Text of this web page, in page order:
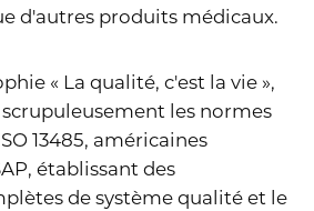
d'autres produits médicaux.
« La qualité, c'est la vie »,
les normes
13485, américaines
établissant des
de système qualité et le